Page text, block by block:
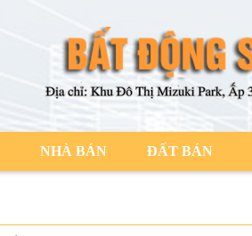
NHÀ BÁN ĐẤT BÁN